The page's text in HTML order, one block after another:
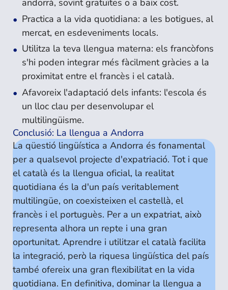
andorrà, sovint gratuïtes o a baix cost.
Practica a la vida quotidiana: a les botigues, al
mercat, en esdeveniments locals.
Utilitza la teva llengua materna: els francòfons
s'hi poden integrar més fàcilment gràcies a la
proximitat entre el francès i el català.
Afavoreix l'adaptació dels infants: l'escola és
un lloc clau per desenvolupar el
multilingüisme.
Conclusió: La llengua a Andorra
La qüestió lingüística a Andorra és fonamental
per a qualsevol projecte d'expatriació. Tot i que
el català és la llengua oficial, la realitat
quotidiana és la d'un país veritablement
multilingüe, on coexisteixen el castellà, el
francès i el portuguès. Per a un expatriat, això
representa alhora un repte i una gran
oportunitat. Aprendre i utilitzar el català facilita
la integració, però la riquesa lingüística del país
també ofereix una gran flexibilitat en la vida
quotidiana. En definitiva, dominar la llengua a